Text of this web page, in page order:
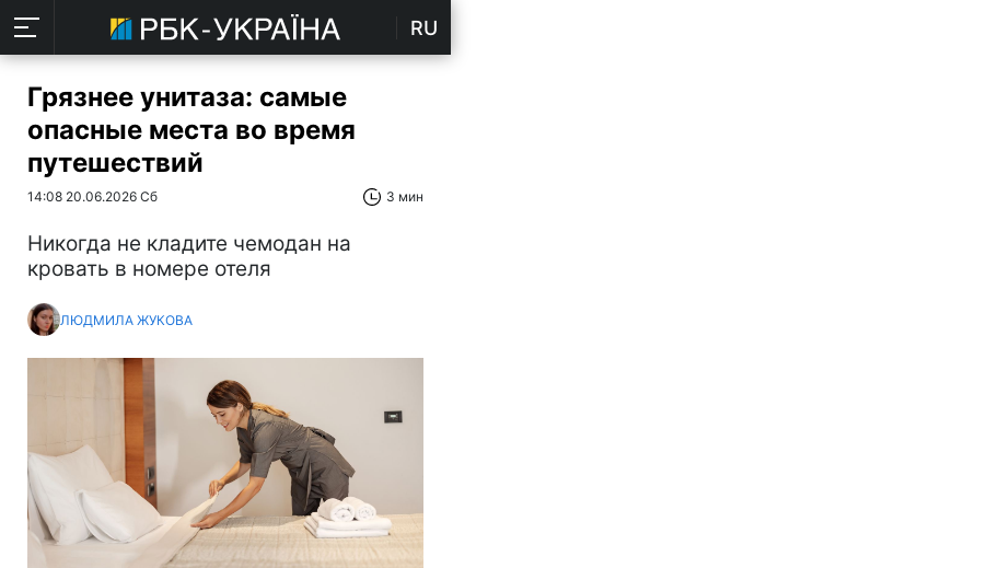
RU
Грязнее унитаза: самые
опасные места во время
путешествий
14:08 20.06.2026 Сб 3 мин
Никогда не кладите чемодан на
кровать в номере отеля
ЛЮДМИЛА ЖУКОВА